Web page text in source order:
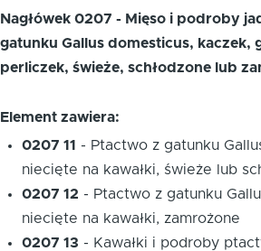
Nagłówek 0207 - Mięso i podroby
gatunku Gallus domesticus, kaczek,
perliczek, świeże, schłodzone lub
Element zawiera:
0207 11
- Ptactwo z gatunku
niecięte na kawałki, świeże lub
0207 12 - Ptactwo z gatunku
niecięte na kawałki, zamrożone
0207 13 - Kawałki i podroby